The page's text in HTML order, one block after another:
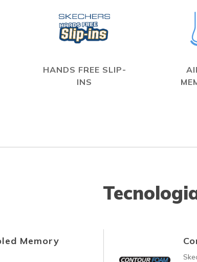
HANDS FREE SLIP-
INS
Memory